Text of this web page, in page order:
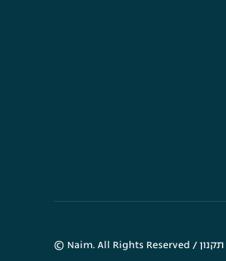
© Naim. All Rights Reserved /תקנון